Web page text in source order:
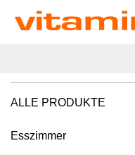
ALLE PRODUKTE
Esszimmer